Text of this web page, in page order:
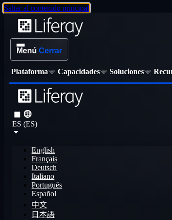
Saltar al contenido principal
Menú Cerrar
Plataforma Capacidades Soluciones
ES (ES)
English
Français
Deutsch
Italiano
Português
Español
中文
日本語